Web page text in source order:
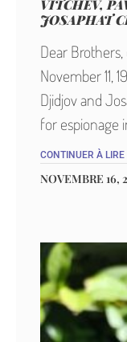
VITCHEV,
JOSAPHAT
Dear Brothers,
November 11,
Djidjov and
for espionage
CONTINUER À LIRE
NOVEMBRE 16,